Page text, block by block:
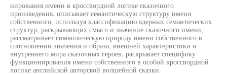
нирования имени в кроссвордной логике сказочного
произведения, описывает семантическую структуру имени
собственного, используя классификацию ядерных семантических
структур, раскрывающих смысл и значение сказочного имени,
рассматривает символическую природу имени собственного в
соотношении значения и образа, внешней характеристики и
внутреннего мира сказочных героев, раскрывает специфику
функционирования имени собственного в особой кроссвордной
логике английской авторской волшебной сказки.